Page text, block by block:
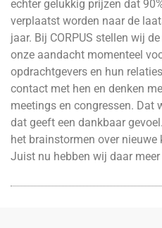
echter gelukkig prijzen dat
verplaatst worden naar de
jaar. Bij CORPUS stellen wij
onze aandacht momenteel
opdrachtgevers en hun
contact met hen en denken
meetings en congressen. Dat
dat geeft een dankbaar
het brainstormen over nieuwe
Juist nu hebben wij daar meer